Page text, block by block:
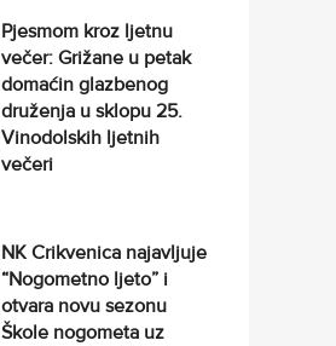
Pjesmom kroz ljetnu
večer: Grižane u petak
domaćin glazbenog
druženja u sklopu 25.
Vinodolskih ljetnih
večeri
NK Crikvenica najavljuje
“Nogometno ljeto” i
otvara novu sezonu
Škole nogometa uz